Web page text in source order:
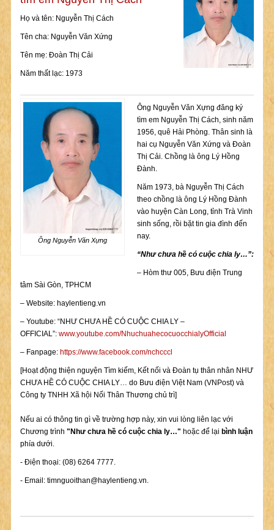
Họ và tên: Nguyễn Thị Cách
Tên cha: Nguyễn Văn Xứng
Tên mẹ: Đoàn Thị Cải
Năm thất lạc: 1973
Ông Nguyễn Văn Xựng
Ông Nguyễn Văn Xựng đăng ký
tìm em Nguyễn Thị Cách, sinh năm
1956, quê Hải Phòng. Thân sinh là
hai cụ Nguyễn Văn Xứng và Đoàn
Thị Cải. Chồng là ông Lý Hồng
Đành.
Năm 1973, bà Nguyễn Thị Cách
theo chồng là ông Lý Hồng Đành
vào huyện Càn Long, tỉnh Trà Vinh
sinh sống, rồi bặt tin gia đình đến
nay.
“Như chưa hề có cuộc chia ly…”:
– Hòm thư 005, Bưu điện Trung
tâm Sài Gòn, TPHCM
– Website: haylentieng.vn
– Youtube: “NHƯ CHƯA HỀ CÓ CUỘC CHIA LY –
OFFICIAL”: www.youtube.com/NhuchuahecocuocchialyOfficial
– Fanpage: https://www.facebook.com/nchcccl
[Hoạt động thiện nguyện Tìm kiếm, Kết nối và Đoàn tụ thân nhân NHƯ
CHƯA HỀ CÓ CUỘC CHIA LY… do Bưu điện Việt Nam (VNPost) và
Công ty TNHH Xã hội Nối Thân Thương chủ trì]
Nếu ai có thông tin gì về trường hợp này, xin vui lòng liên lạc với
Chương trình "Như chưa hề có cuộc chia ly…" hoặc để lại bình luận
phía dưới.
- Điện thoại: (08) 6264 7777.
- Email: timnguoithan@haylentieng.vn.